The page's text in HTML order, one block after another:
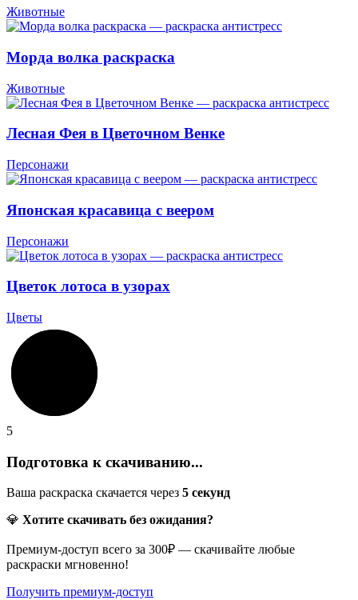
Животные
Морда волка раскраска
Животные
Лесная Фея в Цветочном Венке
Персонажи
Японская красавица с веером
Персонажи
Цветок лотоса в узорах
Цветы
5
Подготовка к скачиванию...
Ваша раскраска скачается через 5 секунд
💎 Хотите скачивать без ожидания?
Премиум-доступ всего за 300₽ — скачивайте любые
раскраски мгновенно!
Получить премиум-доступ